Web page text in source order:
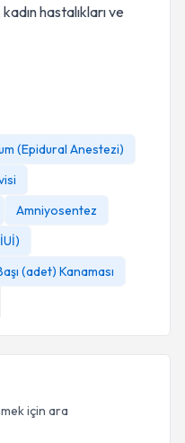
hastalıkları ve
(Epidural Anestezi)
Amniyosentez
(adet) Kanaması
için ara